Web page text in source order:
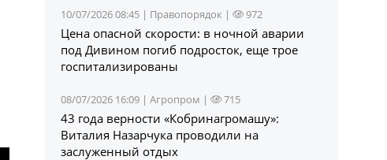
10/07/2026 08:45 | Правопорядок | 972
Цена опасной скорости: в ночной аварии
под Дивином погиб подросток, еще трое
госпитализированы
08/07/2026 16:09 |Агропром | 715
43 года верности «Кобринагромашу»:
Виталия Назарчука проводили на
заслуженный отдых